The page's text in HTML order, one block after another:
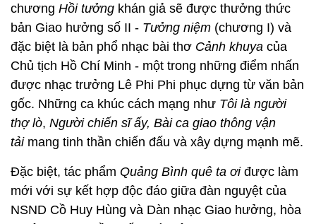
chương Hồi tưởng khán giả sẽ được thưởng thức
bản Giao hưởng số II - Tưởng niệm (chương I) và
đặc biệt là bản phổ nhạc bài thơ Cảnh khuya của
Chủ tịch Hồ Chí Minh - một trong những điểm nhấn
được nhạc trưởng Lê Phi Phi phục dựng từ văn bản
gốc. Những ca khúc cách mạng như Tôi là người
thợ lò, Người chiến sĩ ấy, Bài ca giao thông vận
tảimang tinh thần chiến đấu và xây dựng mạnh mẽ.
Đặc biệt, tác phẩm Quảng Bình quê ta ơiđược làm
mới với sự kết hợp độc đáo giữa đàn nguyệt của
NSND Cồ Huy Hùng và Dàn nhạc Giao hưởng, hòa